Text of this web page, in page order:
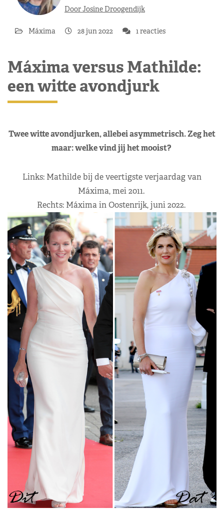
Door Josine Droogendijk
Máxima 28 jun 2022 1 reacties
Máxima versus Mathilde:
een witte avondjurk
Twee witte avondjurken, allebei asymmetrisch. Zeg het
maar: welke vind jij het mooist?
Links: Mathilde bij de veertigste verjaardag van
Máxima, mei 2011.
Rechts: Máxima in Oostenrijk, juni 2022.